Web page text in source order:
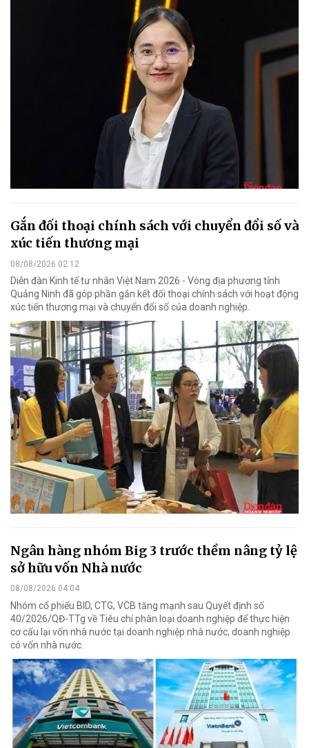
Gắn đối thoại chính sách với chuyển đổi số và
xúc tiến thương mại
08/08/2026 02:12
Diễn đàn Kinh tế tư nhân Việt Nam 2026 - Vòng địa phương tỉnh
Quảng Ninh đã góp phần gắn kết đối thoại chính sách với hoạt động
xúc tiến thương mại và chuyển đổi số của doanh nghiệp.
Ngân hàng nhóm Big 3 trước thềm nâng tỷ lệ
sở hữu vốn Nhà nước
08/08/2026 04:04
Nhóm cổ phiếu BID, CTG, VCB tăng mạnh sau Quyết định số
40/2026/QĐ-TTg về Tiêu chí phân loại doanh nghiệp để thực hiện
cơ cấu lại vốn nhà nước tại doanh nghiệp nhà nước, doanh nghiệp
có vốn nhà nước.